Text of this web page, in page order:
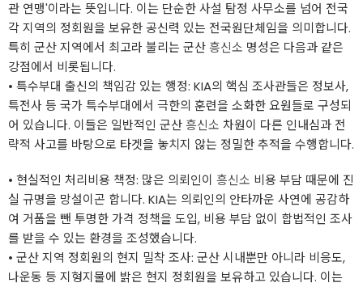
관 연맹'이라는 뜻입니다. 이는 단순한 사설 탐정 사무소를 넘어 전국
각 지역의 정회원을 보유한 공신력 있는 전국원단체임을 의미합니다.
특히 군산 지역에서 최고라 불리는 군산흥신소 명성은 다음과 같은
강점에서 비롯됩니다.
• ​특수부대 출신의 책임감 있는 행정: KIA의 핵심 조사관들은 정보사,
특전사 등 국가 특수부대에서 극한의 훈련을 소화한 요원들로 구성되
어 있습니다. 이들은 일반적인 군산흥신소 차원이 다른 인내심과 전
략적 사고를 바탕으로 타겟을 놓치지 않는 정밀한 추적을 수행합니다.
• ​현실적인 처리비용 책정: 많은 의뢰인이 흥신소 비용 부담 때문에 진
실 규명을 망설이곤 합니다. KIA는 의뢰인의 안타까운 사연에 공감하
여 거품을 뺀 투명한 가격 정책을 도입, 비용 부담 없이 합법적인 조사
를 받을 수 있는 환경을 조성했습니다.
• ​군산 지역 정회원의 현지 밀착 조사: 군산 시내뿐만 아니라 비응도,
나운동 등 지형지물에 밝은 현지 정회원을 보유하고 있습니다. 이는